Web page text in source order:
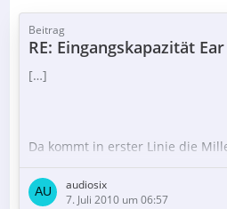
Beitrag
RE: Eingangskapazität
[…]
Da kommt in erster Linie die
tragen. Beträgt für diese
& 1)
audiosix
7. Juli 2010 um 06:57